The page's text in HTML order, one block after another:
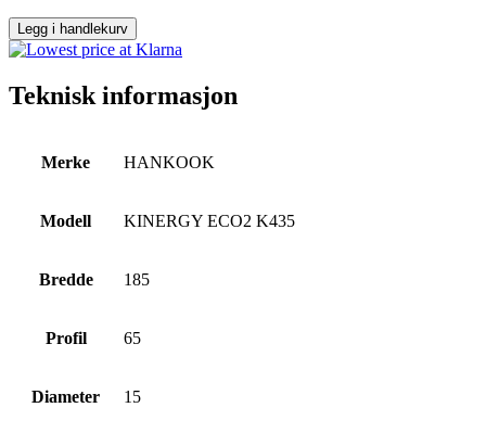
Legg i handlekurv
Teknisk informasjon
Merke HANKOOK
Modell KINERGY ECO2 K435
Bredde 185
Profil 65
Diameter 15